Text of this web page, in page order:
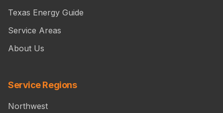
Texas Energy Guide
Service Areas
About Us
Service Regions
Northwest